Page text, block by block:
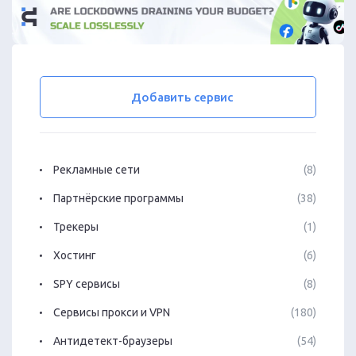
Добавить сервис
Рекламные сети (8)
Партнёрские программы (38)
Трекеры (1)
Хостинг (6)
SPY сервисы (8)
Сервисы прокси и VPN (180)
Антидетект-браузеры (54)